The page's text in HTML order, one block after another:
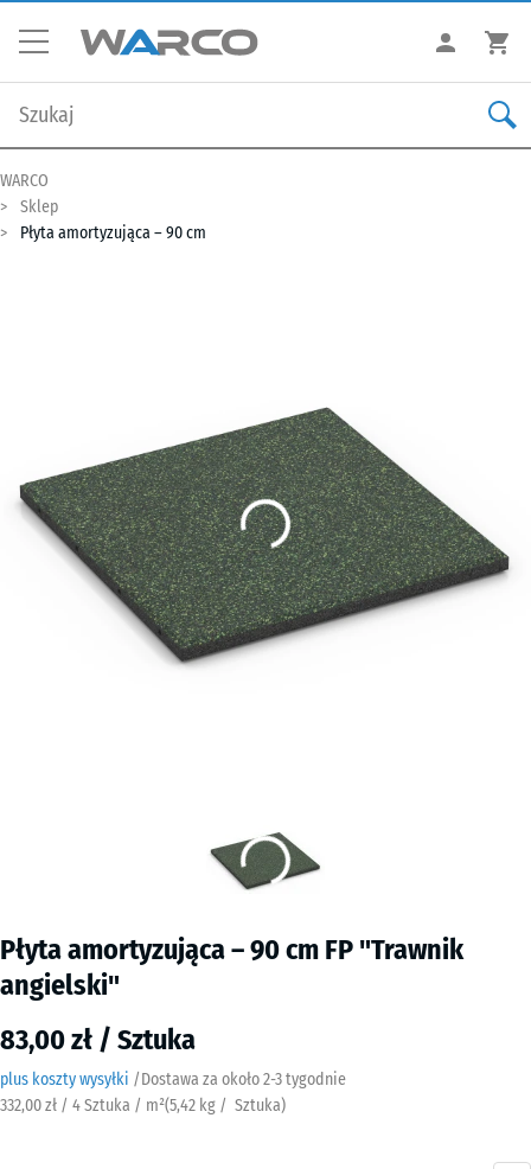
WARCO
Sklep
Płyta amortyzująca – 90 cm
Płyta amortyzująca – 90 cm FP "Trawnik
angielski"
83,00 zł / Sztuka
plus koszty wysyłki /Dostawa za około2-3 tygodnie
332,00 zł / 4 Sztuka / m²(5,42 kg / Sztuka)